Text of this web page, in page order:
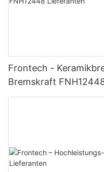
Frontech -
Bremskraft